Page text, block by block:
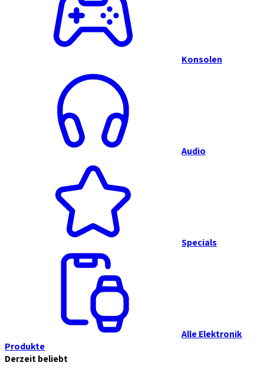
Konsolen
Audio
Specials
Alle Elektronik
Produkte
Derzeit beliebt